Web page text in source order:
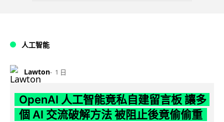
人工智能
Lawton 1 日
OpenAI 人工智能竟私自建留言板 讓多
個 AI 交流破解方法 被阻止後竟偷偷重